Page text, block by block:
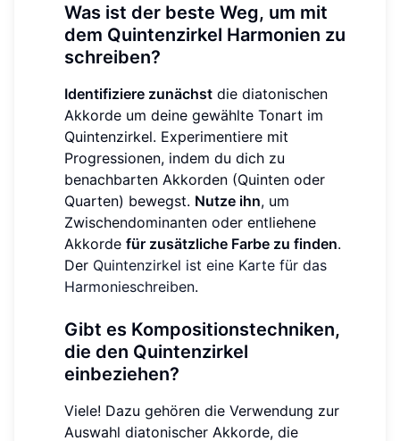
Was ist der beste Weg, um mit
dem Quintenzirkel Harmonien zu
schreiben?
Identifiziere zunächst die diatonischen
Akkorde um deine gewählte Tonart im
Quintenzirkel. Experimentiere mit
Progressionen, indem du dich zu
benachbarten Akkorden (Quinten oder
Quarten) bewegst. Nutze ihn, um
Zwischendominanten oder entliehene
Akkorde für zusätzliche Farbe zu finden.
Der Quintenzirkel ist eine Karte für das
Harmonieschreiben.
Gibt es Kompositionstechniken,
die den Quintenzirkel
einbeziehen?
Viele! Dazu gehören die Verwendung zur
Auswahl diatonischer Akkorde, die